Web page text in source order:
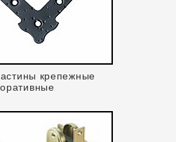
крепежные